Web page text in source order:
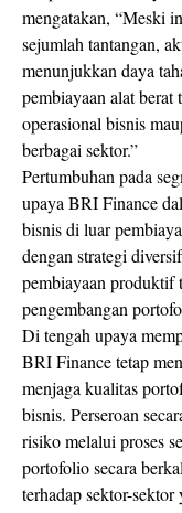
mengatakan, “Meski
sejumlah tantangan,
menunjukkan daya
pembiayaan alat
operasional bisnis
berbagai sektor.”
Pertumbuhan pada
upaya BRI Finance
bisnis di luar
dengan strategi
pembiayaan produktif
pengembangan
Di tengah upaya
BRI Finance tetap
menjaga kualitas
bisnis. Perseroan
risiko melalui proses
portofolio secara
terhadap sektor-